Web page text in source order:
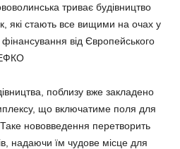
триває будівництво
які стають все вищими на очах у
від Європейського
поблизу вже закладено
що включатиме поля для
Таке нововведення перетворить
надаючи їм чудове місце для